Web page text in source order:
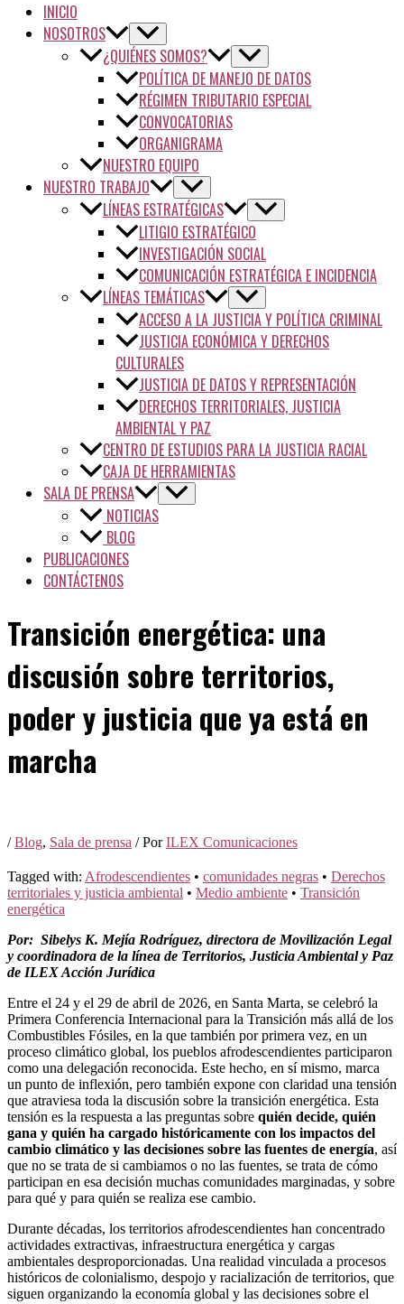
INICIO
NOSOTROS
¿QUIÉNES SOMOS?
POLÍTICA DE MANEJO DE DATOS
RÉGIMEN TRIBUTARIO ESPECIAL
CONVOCATORIAS
ORGANIGRAMA
NUESTRO EQUIPO
NUESTRO TRABAJO
LÍNEAS ESTRATÉGICAS
LITIGIO ESTRATÉGICO
INVESTIGACIÓN SOCIAL
COMUNICACIÓN ESTRATÉGICA E INCIDENCIA
LÍNEAS TEMÁTICAS
ACCESO A LA JUSTICIA Y POLÍTICA CRIMINAL
JUSTICIA ECONÓMICA Y DERECHOS
CULTURALES
JUSTICIA DE DATOS Y REPRESENTACIÓN
DERECHOS TERRITORIALES, JUSTICIA
AMBIENTAL Y PAZ
CENTRO DE ESTUDIOS PARA LA JUSTICIA RACIAL
CAJA DE HERRAMIENTAS
SALA DE PRENSA
NOTICIAS
BLOG
PUBLICACIONES
CONTÁCTENOS
Transición energética: una
discusión sobre territorios,
poder y justicia que ya está en
marcha
/Blog, Sala de prensa / PorILEX Comunicaciones
Tagged with: Afrodescendientes • comunidades negras • Derechos
territoriales y justicia ambiental • Medio ambiente • Transición
energética
Por: Sibelys K. Mejía Rodríguez, directora de Movilización Legal
y coordinadora de la línea de Territorios, Justicia Ambiental y Paz
de ILEX Acción Jurídica
Entre el 24 y el 29 de abril de 2026, en Santa Marta, se celebró la
Primera Conferencia Internacional para la Transición más allá de los
Combustibles Fósiles, en la que también por primera vez, en un
proceso climático global, los pueblos afrodescendientes participaron
como una delegación reconocida. Este hecho, en sí mismo, marca
un punto de inflexión, pero también expone con claridad una tensión
que atraviesa toda la discusión sobre la transición energética. Esta
tensión es la respuesta a las preguntas sobre quién decide, quién
gana y quién ha cargado históricamente con los impactos del
cambio climático y las decisiones sobre las fuentes de energía, así
que no se trata de si cambiamos o no las fuentes, se trata de cómo
participan en esa decisión muchas comunidades marginadas, y sobre
para qué y para quién se realiza ese cambio.
Durante décadas, los territorios afrodescendientes han concentrado
actividades extractivas, infraestructura energética y cargas
ambientales desproporcionadas. Una realidad vinculada a procesos
históricos de colonialismo, despojo y racialización de territorios, que
siguen organizando la economía global y las decisiones sobre el